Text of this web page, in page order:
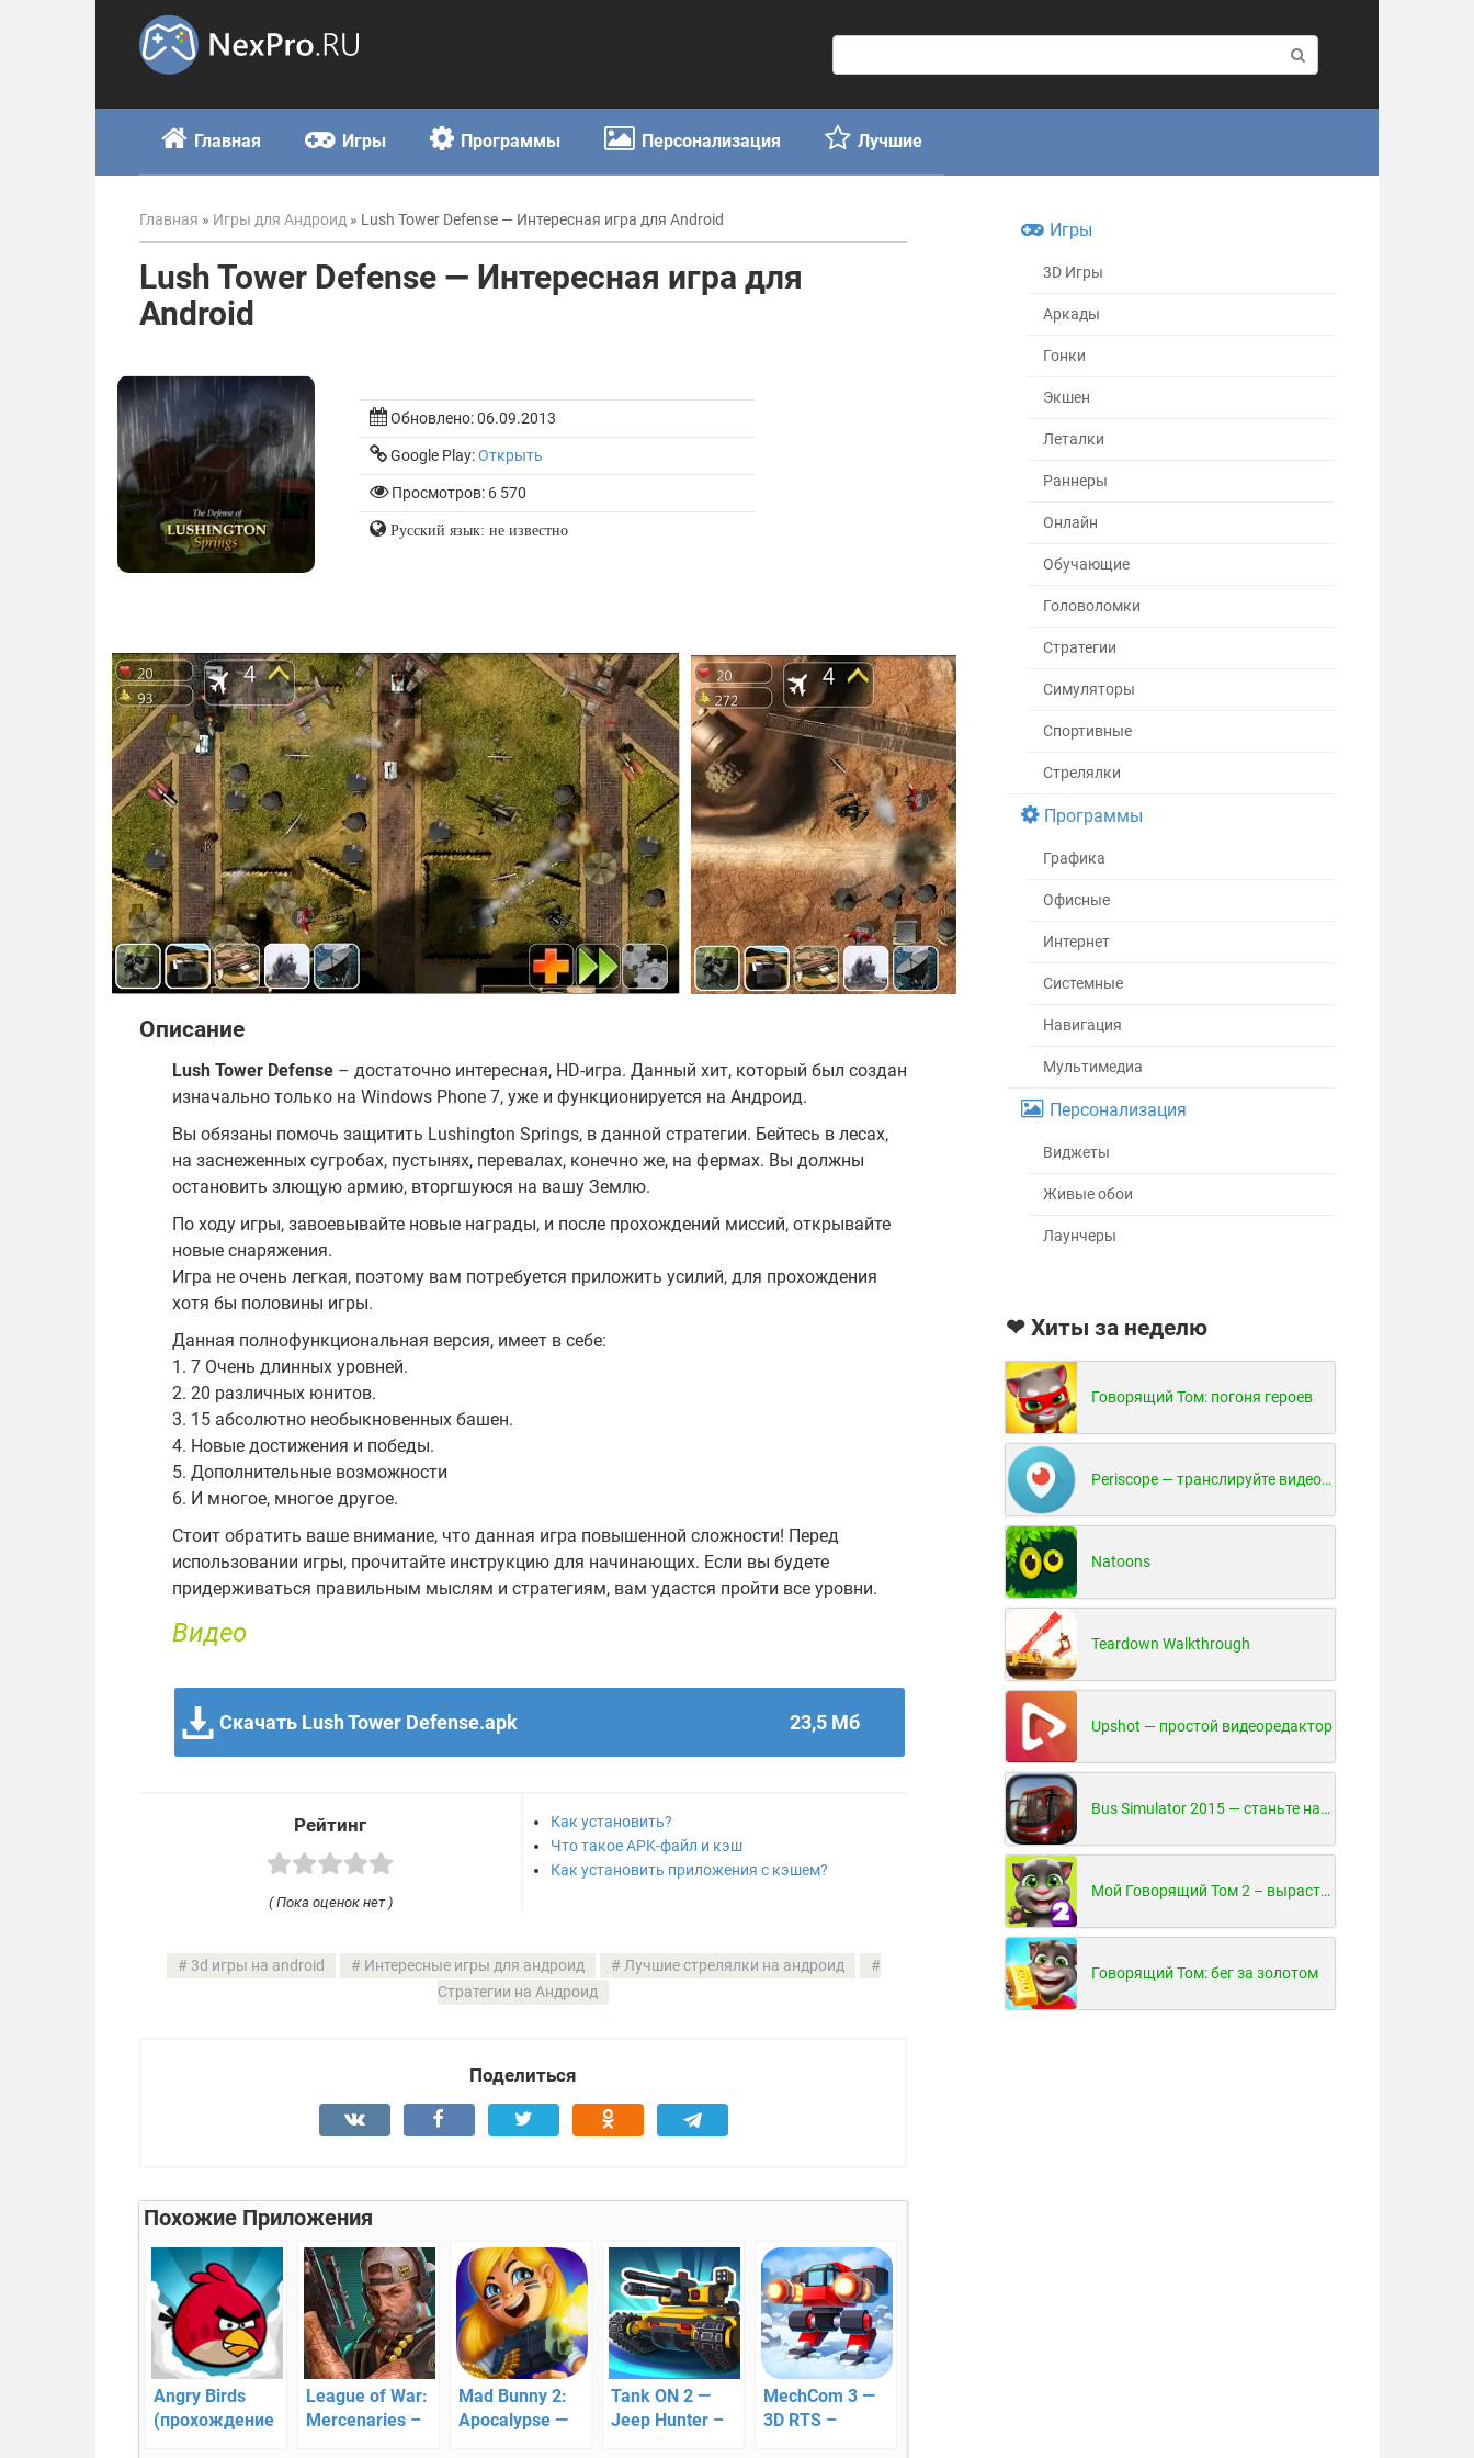
о
с
к
:
Главная Игры Программы Персонализация Лучшие
Главная » Игры для Андроид » Lush Tower Defense — Интересная игра для Android
Lush Tower Defense — Интересная игра для
Android
Обновлено:06.09.2013
Google Play:Открыть
Просмотров: 6 570
Русский язык: не известно
Описание
Lush Tower Defense – достаточно интересная, HD-игра. Данный хит, который был создан
изначально только на Windows Phone 7, уже и функционируется на Андроид.
Вы обязаны помочь защитить Lushington Springs, в данной стратегии. Бейтесь в лесах,
на заснеженных сугробах, пустынях, перевалах, конечно же, на фермах. Вы должны
остановить злющую армию, вторгшуюся на вашу Землю.
По ходу игры, завоевывайте новые награды, и после прохождений миссий, открывайте
новые снаряжения.
Игра не очень легкая, поэтому вам потребуется приложить усилий, для прохождения
хотя бы половины игры.
Данная полнофункциональная версия, имеет в себе:
1. 7 Очень длинных уровней.
2. 20 различных юнитов.
3. 15 абсолютно необыкновенных башен.
4. Новые достижения и победы.
5. Дополнительные возможности
6. И многое, многое другое.
Стоит обратить ваше внимание, что данная игра повышенной сложности! Перед
использовании игры, прочитайте инструкцию для начинающих. Если вы будете
придерживаться правильным мыслям и стратегиям, вам удастся пройти все уровни.
Видео
Скачать Lush Tower Defense.apk 23,5 Мб
Рейтинг
( Пока оценок нет )
Как установить?
Что такое APK-файл и кэш
Как установить приложения с кэшем?
3d игры на android Интересные игры для андроид
Лучшие стрелялки на андроид
Стратегии на Андроид
Поделиться
Похожие Приложения
Angry Birds
(прохождение
League of War:
Mercenaries –
Mad Bunny 2:
Apocalypse —
Tank ON 2 —
Jeep Hunter –
MechCom 3 —
3D RTS –
Игры
3D Игры
Аркады
Гонки
Экшен
Леталки
Раннеры
Онлайн
Обучающие
Головоломки
Стратегии
Симуляторы
Спортивные
Стрелялки
Программы
Графика
Офисные
Интернет
Системные
Навигация
Мультимедиа
Персонализация
Виджеты
Живые обои
Лаунчеры
❤ Хиты за неделю
Говорящий Том: погоня героев
Periscope — транслируйте видео в реальном времени!
Natoons
Teardown Walkthrough
Upshot — простой видеоредактор
Bus Simulator 2015 — станьте настоящим водителем автобуса!
Мой Говорящий Том 2 – вырасти и воспитай своего котенка
Говорящий Том: бег за золотом